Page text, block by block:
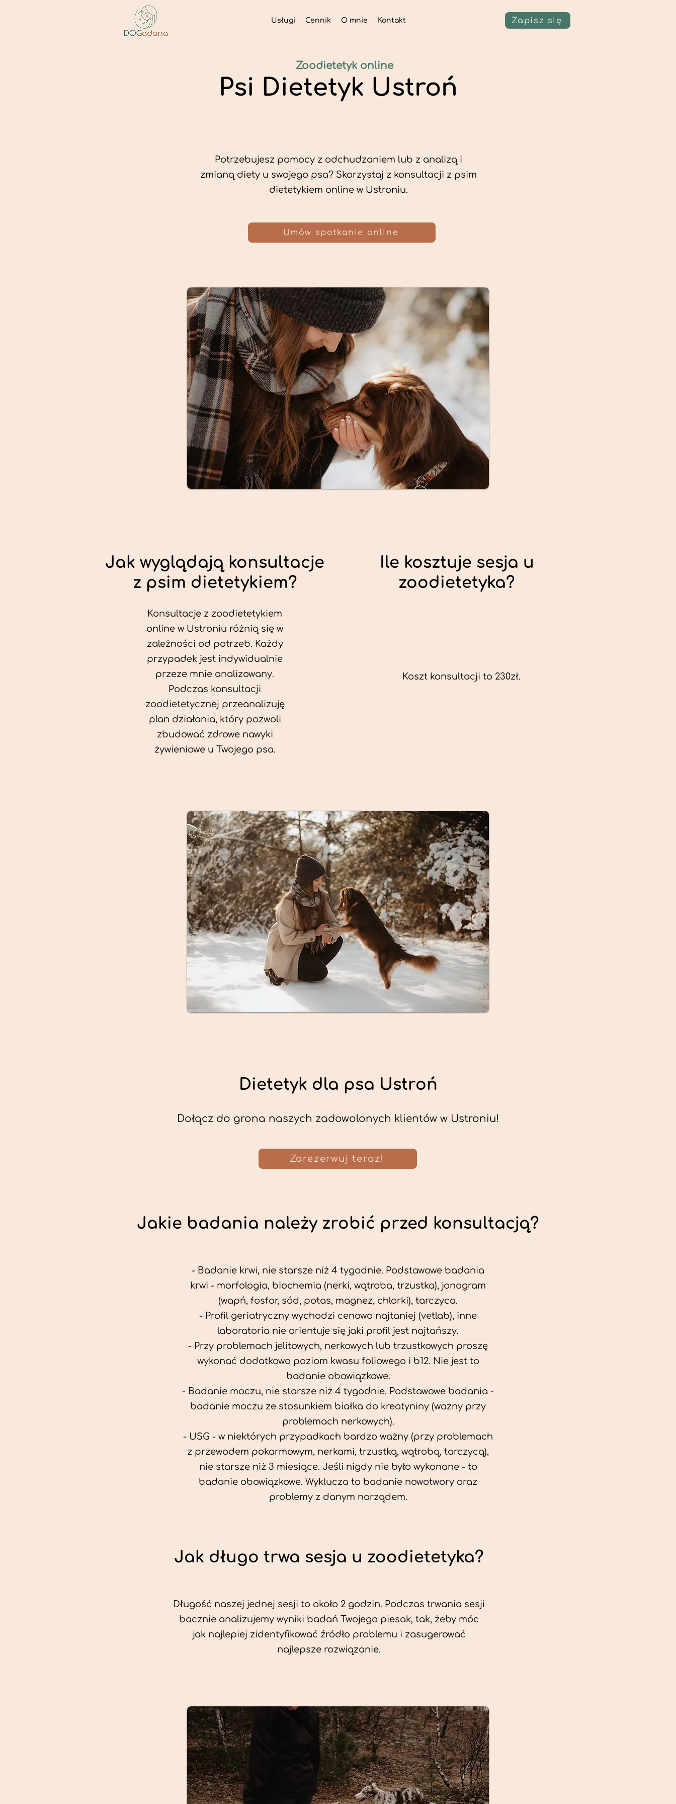
Usługi Cennik O mnie Kontakt Zapisz się
Psi Dietetyk Ustroń
Potrzebujesz pomocy z odchudzaniem lub z analizą i
zmianą diety u swojego psa? Skorzystaj z konsultacji z psim
dietetykiem online w Ustroniu.
Zoodietetyk online
Umów spotkanie online
Jak wyglądają konsultacje
z psim dietetykiem?
Konsultacje z zoodietetykiem
online w Ustroniu różnią się w
zależności od potrzeb. Każdy
przypadek jest indywidualnie
przeze mnie analizowany.
Podczas konsultacji
zoodietetycznej przeanalizuję
plan działania, który pozwoli
zbudować zdrowe nawyki
żywieniowe u Twojego psa.
Ile kosztuje sesja u
zoodietetyka?
Koszt konsultacji to 230zł.
Dietetyk dla psa Ustroń
Dołącz do grona naszych zadowolonych klientów w Ustroniu!
Zarezerwuj teraz!
Jakie badania należy zrobić przed konsultacją?
- Badanie krwi, nie starsze niż 4 tygodnie. Podstawowe badania
krwi - morfologia, biochemia (nerki, wątroba, trzustka), jonogram
(wapń, fosfor, sód, potas, magnez, chlorki), tarczyca.
- Profil geriatryczny wychodzi cenowo najtaniej (vetlab), inne
laboratoria nie orientuje się jaki profil jest najtańszy.
- Przy problemach jelitowych, nerkowych lub trzustkowych proszę
wykonać dodatkowo poziom kwasu foliowego i b12. Nie jest to
badanie obowiązkowe.
- Badanie moczu, nie starsze niż 4 tygodnie. Podstawowe badania -
badanie moczu ze stosunkiem białka do kreatyniny (wazny przy
problemach nerkowych).
- USG - w niektórych przypadkach bardzo ważny (przy problemach
z przewodem pokarmowym, nerkami, trzustką, wątrobą, tarczycą),
nie starsze niż 3 miesiące. Jeśli nigdy nie było wykonane - to
badanie obowiązkowe. Wyklucza to badanie nowotwory oraz
problemy z danym narządem.
Jak długo trwa sesja u zoodietetyka?
Długość naszej jednej sesji to około 2 godzin. Podczas trwania sesji
bacznie analizujemy wyniki badań Twojego piesak, tak, żeby móc
jak najlepiej zidentyfikować źródło problemu i zasugerować
najlepsze rozwiązanie.